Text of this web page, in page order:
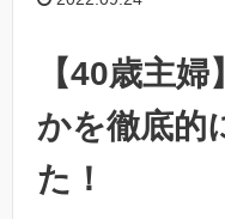
【40歳主
かを徹底的
た！